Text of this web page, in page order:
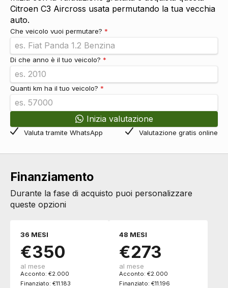
Fissaggi isofix
DI SERIE
Sicurezza
DI SERIE
Sistema di chiamata d'emergenza
Riconoscimento segnali stradali
Sistema di assistenza al mantenimento della corsia
Sistemi di assistenza
Sensore pioggia
Citroen C3 Aircross usata permutando la tua vecchia
auto.
Che veicolo vuoi permutare? *
Di che anno è il tuo veicolo? *
Quanti km ha il tuo veicolo? *
Inizia valutazione
Valuta tramite WhatsApp Valutazione gratis online
Finanziamento
Durante la fase di acquisto puoi personalizzare
queste opzioni
36 MESI
€350
al mese
Acconto: €2.000
Finanziato: €11.183
48 MESI
€273
al mese
Acconto: €2.000
Finanziato: €11.196